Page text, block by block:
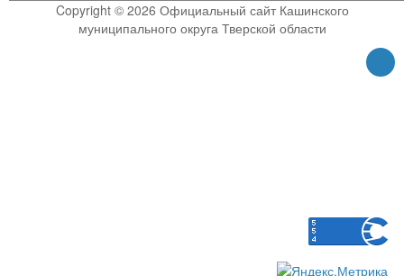
Copyright © 2026 Официальный сайт Кашинского
муниципального округа Тверской области